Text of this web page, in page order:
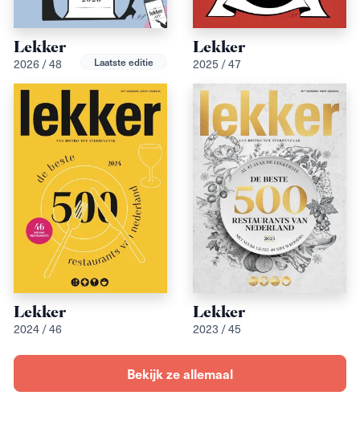
Lekker
2026 / 48 Laatste editie
Lekker
2025 / 47
Lekker
2024 / 46
Lekker
2023 / 45
Bekijk ze allemaal